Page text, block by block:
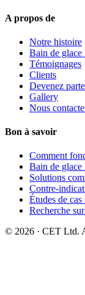
A propos de
Notre histoire
Bain de
Témoignages
Clients
Devenez
Gallery
Nous
Bon à savoir
Comment
Bain de glace
Solutions
Contre-
Études de
Recherche
© 2026 · CET Ltd.